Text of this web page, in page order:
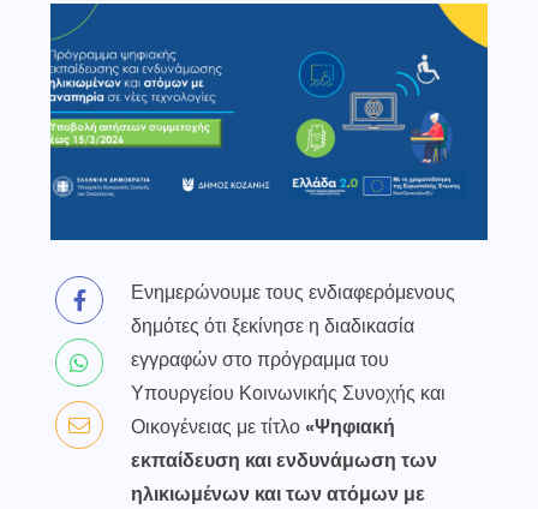
Ενημερώνουμε τους ενδιαφερόμενους
δημότες ότι ξεκίνησε η διαδικασία
εγγραφών στο πρόγραμμα του
Υπουργείου Κοινωνικής Συνοχής και
Οικογένειας με τίτλο«Ψηφιακή
εκπαίδευση και ενδυνάμωση των
ηλικιωμένων και των ατόμων με